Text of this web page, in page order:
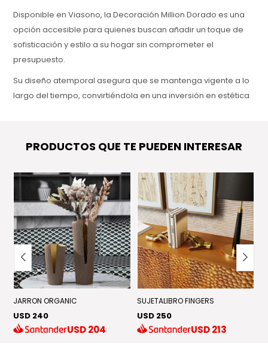
Disponible en Viasono, la Decoración Million Dorado es una
opción accesible para quienes buscan añadir un toque de
sofisticación y estilo a su hogar sin comprometer el
presupuesto.
Su diseño atemporal asegura que se mantenga vigente a lo
largo del tiempo, convirtiéndola en una inversión en estética
PRODUCTOS QUE TE PUEDEN INTERESAR
JARRON ORGANIC
USD 240
USD204
SUJETALIBRO FINGERS
USD 250
USD213